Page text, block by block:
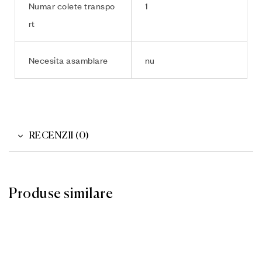
Numar colete transpo
rt
1
Necesita asamblare nu
RECENZII (0)
Produse similare